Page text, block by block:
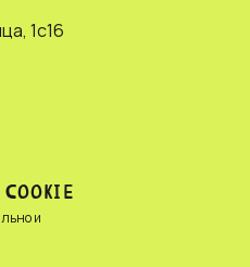
1с16
д.
и